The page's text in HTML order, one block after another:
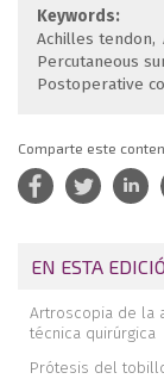
Keywords:
Achilles tendon
Percutaneous
Postoperative
Comparte este
EN ESTA
Artroscopia de la
técnica quirúrgica
Prótesis del